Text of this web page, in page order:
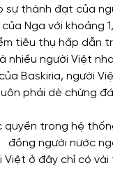
sự thành đạt của
Nga với khoảng
tiêu thụ hấp dẫn
nhiều người Việt
Baskiria, người
phải dè chừng
trong hệ
đồng người nước
Việt ở đây chỉ có